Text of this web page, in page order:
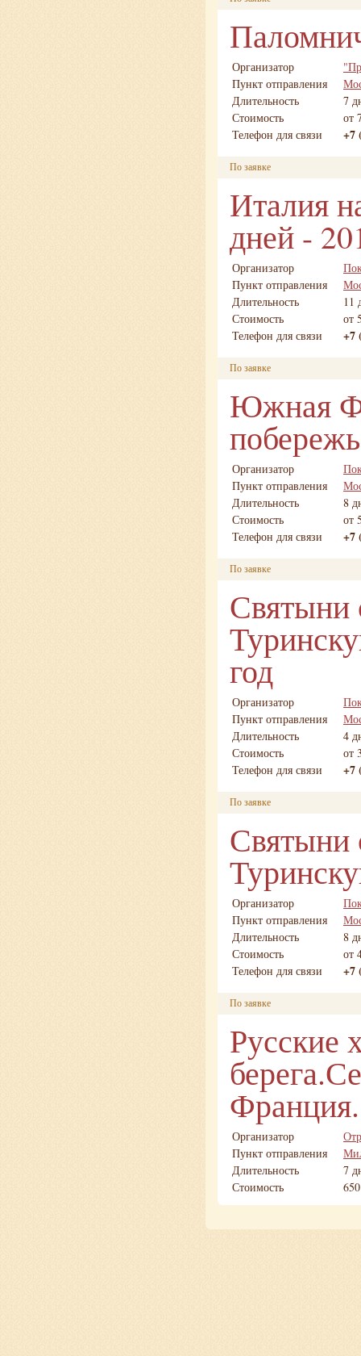
Организатор
Пункт отправления
Длительность
7
Стоимость
от
Телефон для связи
+7
По заявке
Италия
дней -
Организатор
Пункт отправления
Длительность
11
Стоимость
от
Телефон для связи
+7
По заявке
Южная
Организатор
Пункт отправления
Длительность
8
Стоимость
от
Телефон для связи
+7
По заявке
Святыни
год
Организатор
Пункт отправления
Длительность
4
Стоимость
от
Телефон для связи
+7
По заявке
Святыни
Организатор
Пункт отправления
Длительность
8
Стоимость
от
Телефон для связи
+7
По заявке
Русские
Франция.
Организатор
Пункт отправления
Длительность
7
Стоимость